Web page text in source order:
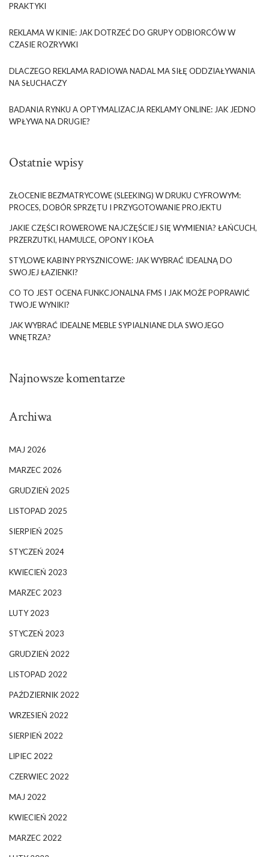
PRAKTYKI
REKLAMA W KINIE: JAK DOTRZEĆ DO GRUPY ODBIORCÓW W
CZASIE ROZRYWKI
DLACZEGO REKLAMA RADIOWA NADAL MA SIŁĘ ODDZIAŁYWANIA
NA SŁUCHACZY
BADANIA RYNKU A OPTYMALIZACJA REKLAMY ONLINE: JAK JEDNO
WPŁYWA NA DRUGIE?
Ostatnie wpisy
ZŁOCENIE BEZMATRYCOWE (SLEEKING) W DRUKU CYFROWYM:
PROCES, DOBÓR SPRZĘTU I PRZYGOTOWANIE PROJEKTU
JAKIE CZĘŚCI ROWEROWE NAJCZĘŚCIEJ SIĘ WYMIENIA? ŁAŃCUCH,
PRZERZUTKI, HAMULCE, OPONY I KOŁA
STYLOWE KABINY PRYSZNICOWE: JAK WYBRAĆ IDEALNĄ DO
SWOJEJ ŁAZIENKI?
CO TO JEST OCENA FUNKCJONALNA FMS I JAK MOŻE POPRAWIĆ
TWOJE WYNIKI?
JAK WYBRAĆ IDEALNE MEBLE SYPIALNIANE DLA SWOJEGO
WNĘTRZA?
Najnowsze komentarze
Archiwa
MAJ 2026
MARZEC 2026
GRUDZIEŃ 2025
LISTOPAD 2025
SIERPIEŃ 2025
STYCZEŃ 2024
KWIECIEŃ 2023
MARZEC 2023
LUTY 2023
STYCZEŃ 2023
GRUDZIEŃ 2022
LISTOPAD 2022
PAŹDZIERNIK 2022
WRZESIEŃ 2022
SIERPIEŃ 2022
LIPIEC 2022
CZERWIEC 2022
MAJ 2022
KWIECIEŃ 2022
MARZEC 2022